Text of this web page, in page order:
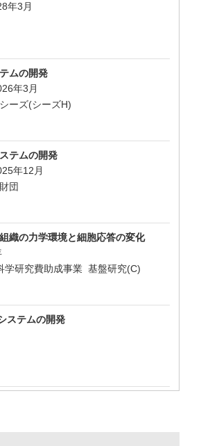
年3月
ムの開発
年3月
ーズ(シーズH)
テムの開発
年12月
団
織の力学環境と細胞応答の変化
学研究費助成事業 基盤研究(C)
ステムの開発